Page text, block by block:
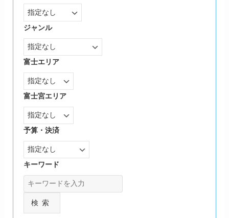
ジャンル
富士エリア
富士宮エリア
予算・決済
キーワード
検索